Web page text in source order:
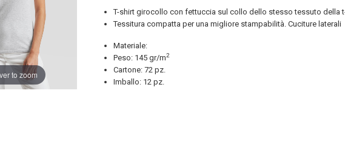
to zoom
T-shirt girocollo con fettuccia sul collo dello stesso tessuto della
Tessitura compatta per una migliore stampabilità. Cuciture laterali
Materiale:
Peso: 145 gr/m2
Cartone: 72 pz.
Imballo: 12 pz.